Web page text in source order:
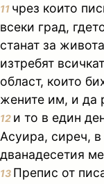
11 чрез които
всеки град,
станат за
изтребят
област, които
жените им, и да
12 и то в един
Асуира, сиреч,
дванадесетия
13 Препис от